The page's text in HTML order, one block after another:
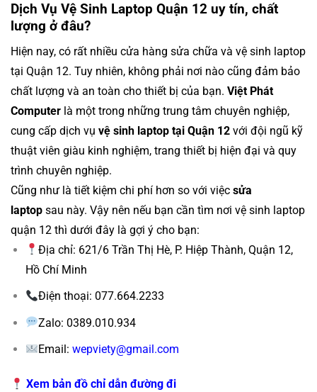
Dịch Vụ Vệ Sinh Laptop Quận 12 uy tín, chất
lượng ở đâu?
Hiện nay, có rất nhiều cửa hàng sửa chữa và vệ sinh laptop
tại Quận 12. Tuy nhiên, không phải nơi nào cũng đảm bảo
chất lượng và an toàn cho thiết bị của bạn. Việt Phát
Computer là một trong những trung tâm chuyên nghiệp,
cung cấp dịch vụ vệ sinh laptop tại Quận 12 với đội ngũ kỹ
thuật viên giàu kinh nghiệm, trang thiết bị hiện đại và quy
trình chuyên nghiệp.
Cũng như là tiết kiệm chi phí hơn so với việc sửa
laptop sau này. Vậy nên nếu bạn cần tìm nơi vệ sinh laptop
quận 12 thì dưới đây là gợi ý cho bạn:
Địa chỉ: 621/6 Trần Thị Hè, P. Hiệp Thành, Quận 12,
Hồ Chí Minh
Điện thoại: 077.664.2233
Zalo: 0389.010.934
Email:wepviety@gmail.com
Xem bản đồ chỉ dẫn đường đi